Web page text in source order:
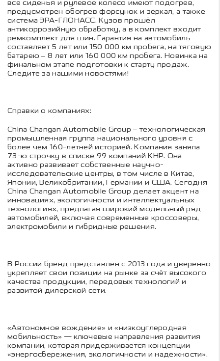
все сиденья и рулевое колесо имеют подогрев,
предусмотрен обогрев форсунок и зеркал, а также
система ЭРА-ГЛОНАСС. Кузов прошёл
антикоррозийную обработку, а в комплект входит
ремкомплект для шин. Гарантия на автомобиль
составляет 5 лет или 150 000 км пробега, на тяговую
батарею – 8 лет или 160 000 км пробега. Новинка на
финальном этапе подготовки к старту продаж.
Следите за нашими новостями!
Справки о компаниях:
China Changan Automobile Group – технологическая
промышленная группа национального уровня с
более чем 160-летней историей. Компания заняла
73-ю строчку в списке 99 компаний КНР. Она
активно развивает собственные научно-
исследовательские центры, в том числе в Китае,
Японии, Великобритании, Германии и США. Сегодня
China Changan Automobile Group делает акцент на
инновациях, экологичности и интеллектуальных
технологиях, предлагая широкий модельный ряд
автомобилей, включая современные кроссоверы,
электромобили и гибридные решения.
В России бренд представлен с 2013 года и уверенно
укрепляет свои позиции на рынке за счёт высокого
качества продукции, передовых технологий и
развитой дилерской сети.
«Автономное вождение» и «низкоуглеродная
мобильность» — ключевые направления развития
компании, которая придерживается концепции
«энергосбережения, экологичности и надежности».